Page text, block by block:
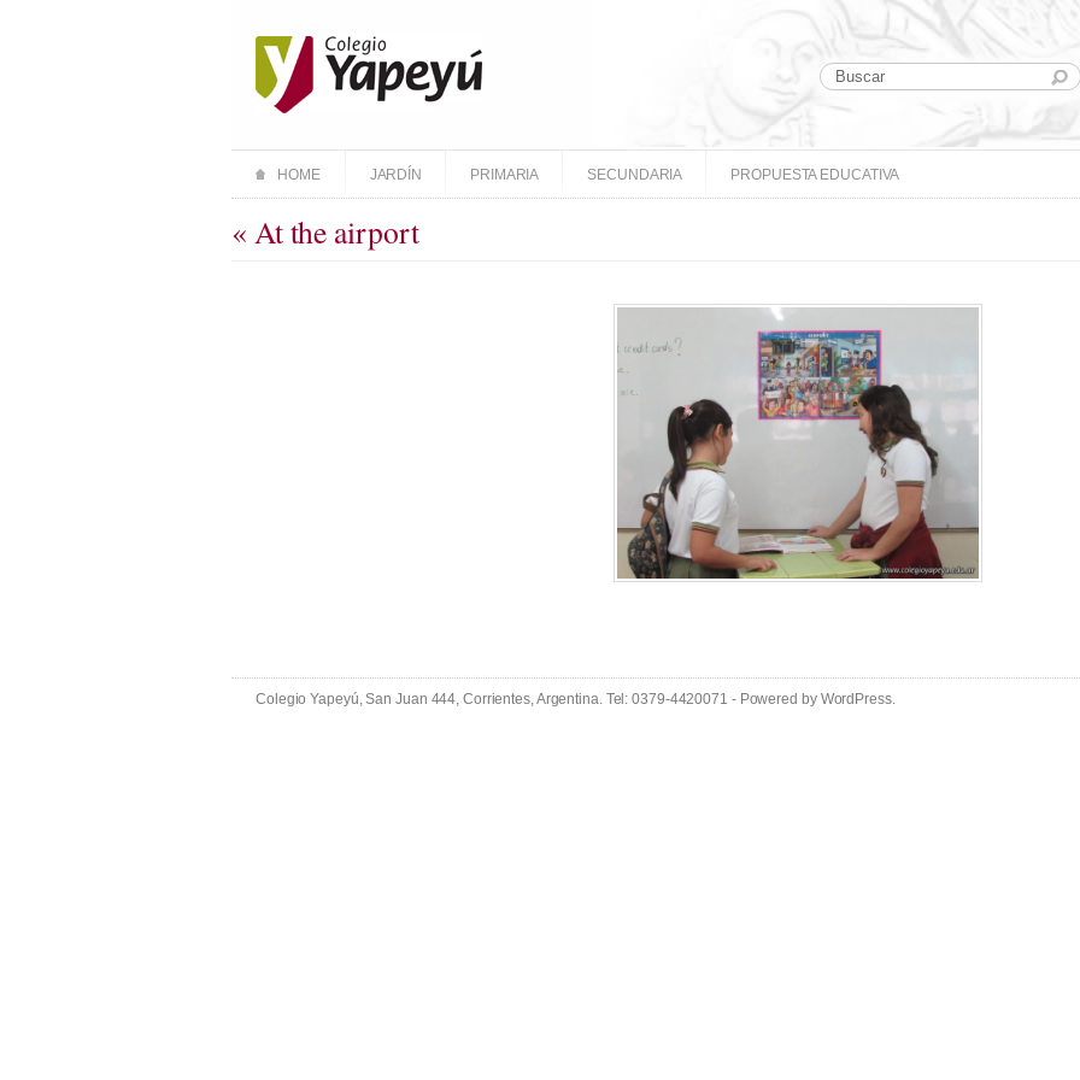
HOME JARDÍN PRIMARIA SECUNDARIA PROPUESTA EDUCATIVA
« At the airport
Colegio Yapeyú, San Juan 444, Corrientes, Argentina. Tel: 0379-4420071 - Powered by WordPress.